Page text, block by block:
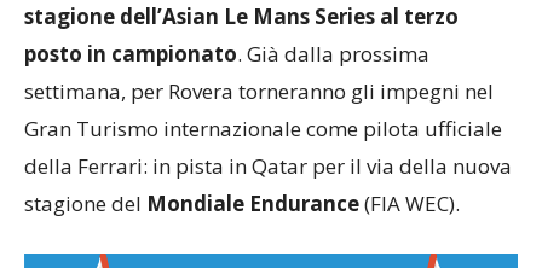
stagione dell’Asian Le Mans Series al terzo
posto in campionato. Già dalla prossima
settimana, per Rovera torneranno gli impegni nel
Gran Turismo internazionale come pilota ufficiale
della Ferrari: in pista in Qatar per il via della nuova
stagione del Mondiale Endurance(FIA WEC).